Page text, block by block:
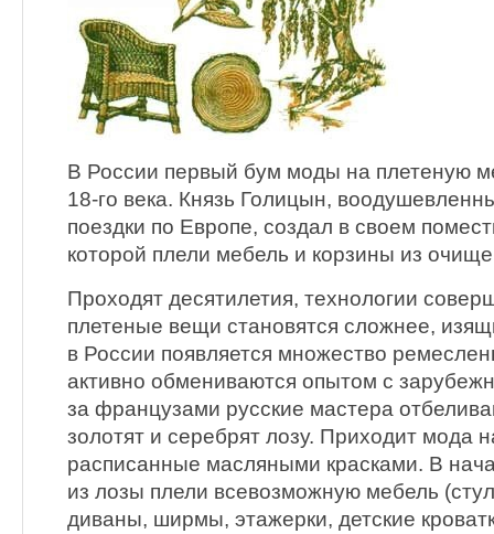
В России первый бум моды на плетеную
18-го века. Князь Голицын,
поездки по Европе, создал в своем
которой плели мебель и корзины из
Проходят десятилетия, технологии
плетеные вещи становятся сложнее,
в России появляется множество
активно обмениваются опытом с
за французами русские мастера
золотят и серебрят лозу. Приходит мода
расписанные масляными красками. В
из лозы плели всевозможную мебель
диваны, ширмы, этажерки, детские